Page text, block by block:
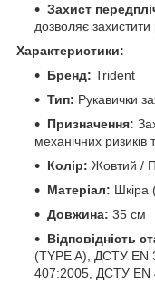
Захист
дозволяє захистити
Характеристики:
Бренд: Trident
Тип: Рукавички
Призначення:
механічних ризиків
Колір: Жовтий /
Матеріал: Шкіра
Довжина: 35 см
Відповідність
(TYPE A), ДСТУ EN
407:2005, ДСТУ EN